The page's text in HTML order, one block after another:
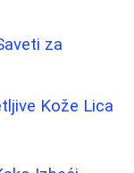
za
Kože Lica